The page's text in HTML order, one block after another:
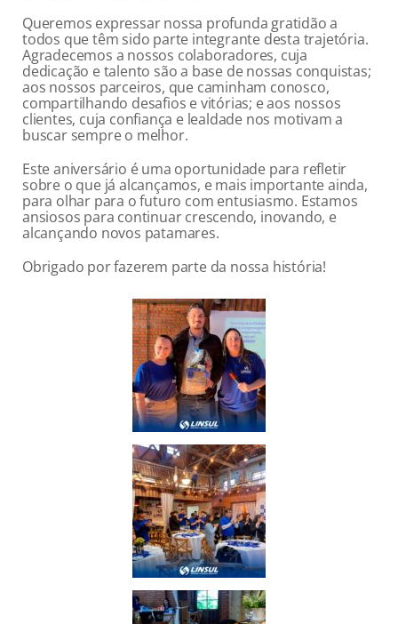
Queremos expressar nossa profunda gratidão a
todos que têm sido parte integrante desta trajetória.
Agradecemos a nossos colaboradores, cuja
dedicação e talento são a base de nossas conquistas;
aos nossos parceiros, que caminham conosco,
compartilhando desafios e vitórias; e aos nossos
clientes, cuja confiança e lealdade nos motivam a
buscar sempre o melhor.
Este aniversário é uma oportunidade para refletir
sobre o que já alcançamos, e mais importante ainda,
para olhar para o futuro com entusiasmo. Estamos
ansiosos para continuar crescendo, inovando, e
alcançando novos patamares.
Obrigado por fazerem parte da nossa história!